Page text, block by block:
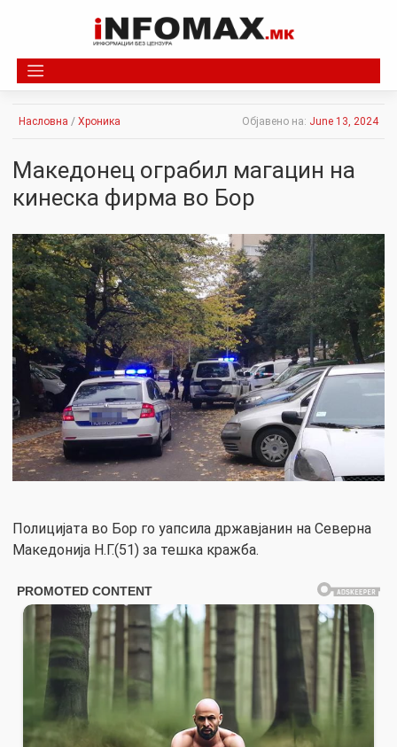
Насловна / Хроника Објавено на: June 13, 2024
Македонец ограбил магацин на
кинеска фирма во Бор
Полицијата во Бор го уапсила државјанин на Северна
Македонија Н.Г.(51) за тешка кражба.